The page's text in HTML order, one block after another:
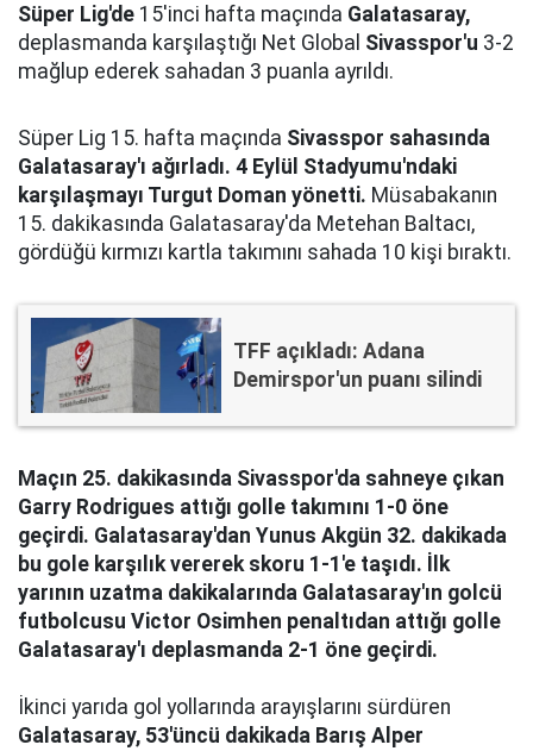
Süper Lig'de 15'inci hafta maçında Galatasaray,
deplasmanda karşılaştığı Net Global Sivasspor'u 3-2
mağlup ederek sahadan 3 puanla ayrıldı.
Süper Lig 15. hafta maçında Sivasspor sahasında
Galatasaray'ı ağırladı. 4 Eylül Stadyumu'ndaki
karşılaşmayı Turgut Doman yönetti. Müsabakanın
15. dakikasında Galatasaray'da Metehan Baltacı,
gördüğü kırmızı kartla takımını sahada 10 kişi bıraktı.
TFF açıkladı: Adana
Demirspor'un puanı silindi
Maçın 25. dakikasında Sivasspor'da sahneye çıkan
Garry Rodrigues attığı golle takımını 1-0 öne
geçirdi. Galatasaray'dan Yunus Akgün 32. dakikada
bu gole karşılık vererek skoru 1-1'e taşıdı. İlk
yarının uzatma dakikalarında Galatasaray'ın golcü
futbolcusu Victor Osimhen penaltıdan attığı golle
Galatasaray'ı deplasmanda 2-1 öne geçirdi.
İkinci yarıda gol yollarında arayışlarını sürdüren
Galatasaray, 53'üncü dakikada Barış Alper